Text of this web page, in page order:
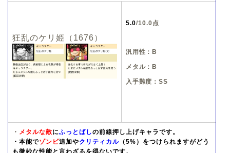
狂乱のケリ姫（1676）
5.0/10.0点
汎用性：B
メタル：B
入手難度：SS
・ メタルな敵にふっとばしの前線押し上げキャラです。
・本能でゾンビ追加やクリティカル （5%）をつけられますがどう
も微妙な性能と言わざるを得ないです。